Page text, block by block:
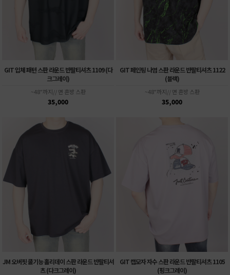
GIT 입체 패턴 스판 라운드 반팔티셔츠 1109 (다
크그레이)
~48"까지// 면 혼방 스판
35,000
GIT 페인팅 나염 스판 라운드 반팔티셔츠 1122
(블랙)
~48"까지// 면 혼방 스판
35,000
JM 오버핏 쿨기능 홀리데이 스판 라운드 반팔티셔
츠 (다크그레이)
GIT 캡모자 자수 스판 라운드 반팔티셔츠 1105
(핑크그레이)